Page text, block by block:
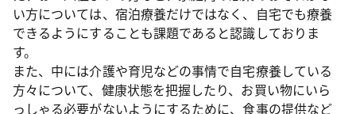
い方については、宿泊療養だけではなく、自宅でも療養
できるようにすることも課題であると認識しておりま
す。
また、中には介護や育児などの事情で自宅療養している
方々について、健康状態を把握したり、お買い物にいら
っしゃる必要がないようにするために、食事の提供など